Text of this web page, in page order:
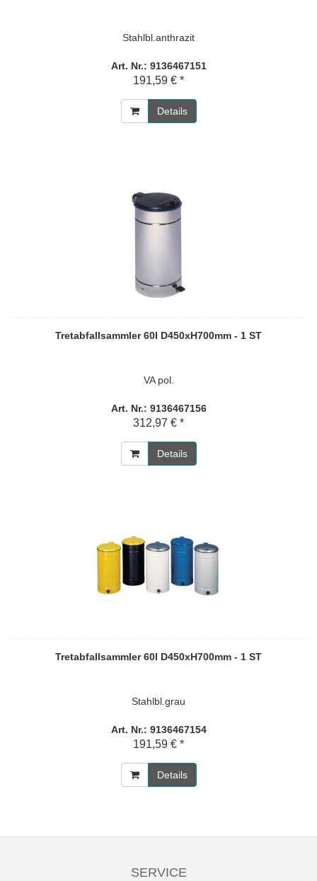
Stahlbl.anthrazit
Art. Nr.: 9136467151
191,59 € *
Details
Tretabfallsammler 60l D450xH700mm - 1 ST
VA pol.
Art. Nr.: 9136467156
312,97 € *
Details
Tretabfallsammler 60l D450xH700mm - 1 ST
Stahlbl.grau
Art. Nr.: 9136467154
191,59 € *
Details
SERVICE